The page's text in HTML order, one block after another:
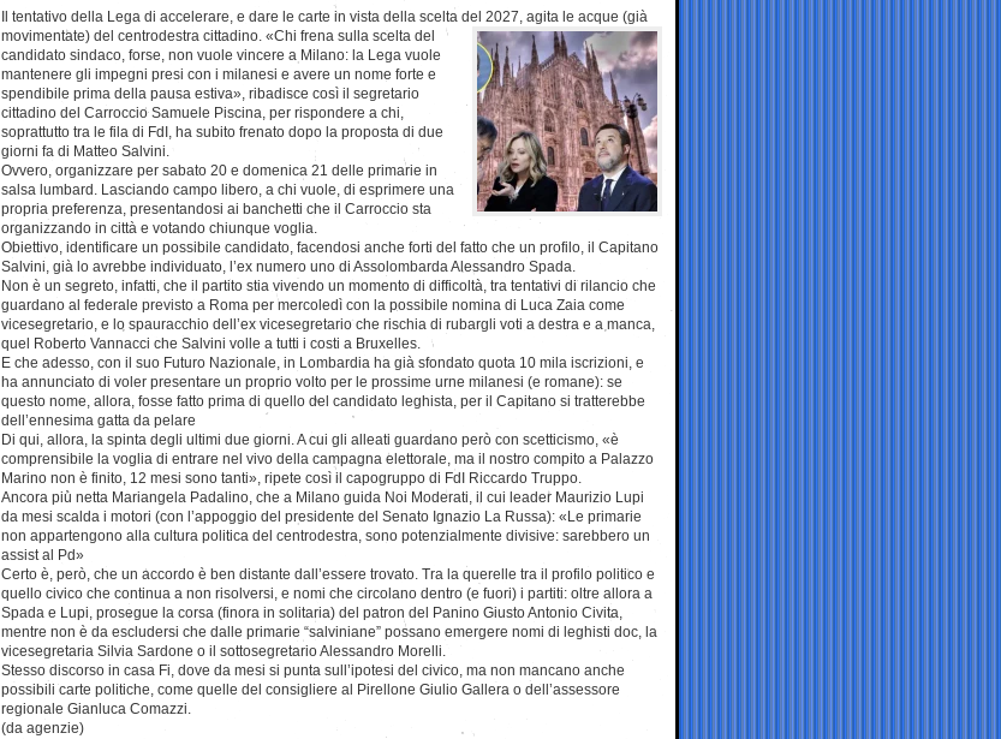
Il tentativo della Lega di accelerare, e dare le carte in vista della scelta del 2027, agita le acque (già
movimentate) del centrodestra cittadino. «Chi frena sulla scelta del
candidato sindaco, forse, non vuole vincere a Milano: la Lega vuole
mantenere gli impegni presi con i milanesi e avere un nome forte e
spendibile prima della pausa estiva», ribadisce così il segretario
cittadino del Carroccio Samuele Piscina, per rispondere a chi,
soprattutto tra le fila di FdI, ha subito frenato dopo la proposta di due
giorni fa di Matteo Salvini.
Ovvero, organizzare per sabato 20 e domenica 21 delle primarie in
salsa lumbard. Lasciando campo libero, a chi vuole, di esprimere una
propria preferenza, presentandosi ai banchetti che il Carroccio sta
organizzando in città e votando chiunque voglia.
Obiettivo, identificare un possibile candidato, facendosi anche forti del fatto che un profilo, il Capitano
Salvini, già lo avrebbe individuato, l’ex numero uno di Assolombarda Alessandro Spada.
Non è un segreto, infatti, che il partito stia vivendo un momento di difficoltà, tra tentativi di rilancio che
guardano al federale previsto a Roma per mercoledì con la possibile nomina di Luca Zaia come
vicesegretario, e lo spauracchio dell’ex vicesegretario che rischia di rubargli voti a destra e a manca,
quel Roberto Vannacci che Salvini volle a tutti i costi a Bruxelles.
E che adesso, con il suo Futuro Nazionale, in Lombardia ha già sfondato quota 10 mila iscrizioni, e
ha annunciato di voler presentare un proprio volto per le prossime urne milanesi (e romane): se
questo nome, allora, fosse fatto prima di quello del candidato leghista, per il Capitano si tratterebbe
dell’ennesima gatta da pelare
Di qui, allora, la spinta degli ultimi due giorni. A cui gli alleati guardano però con scetticismo, «è
comprensibile la voglia di entrare nel vivo della campagna elettorale, ma il nostro compito a Palazzo
Marino non è finito, 12 mesi sono tanti», ripete così il capogruppo di FdI Riccardo Truppo.
Ancora più netta Mariangela Padalino, che a Milano guida Noi Moderati, il cui leader Maurizio Lupi
da mesi scalda i motori (con l’appoggio del presidente del Senato Ignazio La Russa): «Le primarie
non appartengono alla cultura politica del centrodestra, sono potenzialmente divisive: sarebbero un
assist al Pd»
Certo è, però, che un accordo è ben distante dall’essere trovato. Tra la querelle tra il profilo politico e
quello civico che continua a non risolversi, e nomi che circolano dentro (e fuori) i partiti: oltre allora a
Spada e Lupi, prosegue la corsa (finora in solitaria) del patron del Panino Giusto Antonio Civita,
mentre non è da escludersi che dalle primarie “salviniane” possano emergere nomi di leghisti doc, la
vicesegretaria Silvia Sardone o il sottosegretario Alessandro Morelli.
Stesso discorso in casa Fi, dove da mesi si punta sull’ipotesi del civico, ma non mancano anche
possibili carte politiche, come quelle del consigliere al Pirellone Giulio Gallera o dell’assessore
regionale Gianluca Comazzi.
(da agenzie)